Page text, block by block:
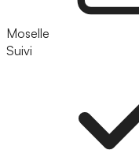
Moselle
Suivi